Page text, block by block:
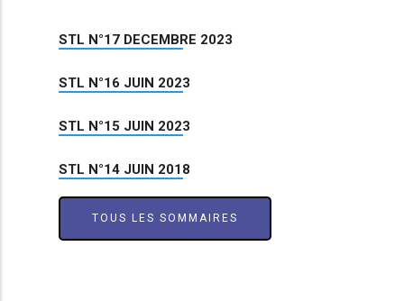
STL N°17 DECEMBRE 2023
STL N°16 JUIN 2023
STL N°15 JUIN 2023
STL N°14 JUIN 2018
TOUS LES SOMMAIRES